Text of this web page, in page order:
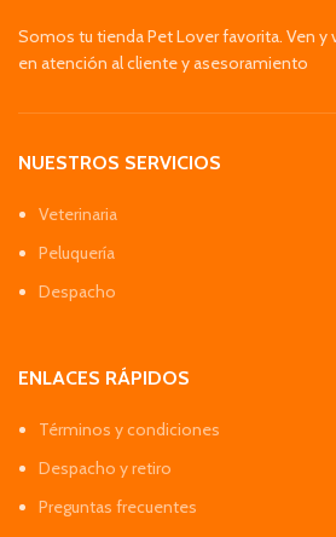
Somos tu tienda Pet Lover favorita. Ven y
en atención al cliente y asesoramiento
NUESTROS SERVICIOS
Veterinaria
Peluquería
Despacho
ENLACES RÁPIDOS
Términos y condiciones
Despacho y retiro
Preguntas frecuentes